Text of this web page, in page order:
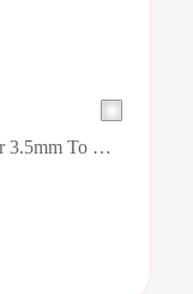
Shining Sound Headphone Adapter 3.5mm To 1/4